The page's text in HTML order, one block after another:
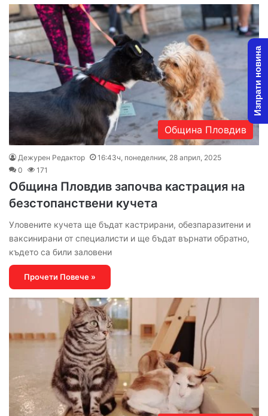
Община Пловдив
Дежурен Редактор
16:43ч, понеделник, 28 април, 2025
0
171
Община Пловдив започва кастрация на
безстопанствени кучета
Уловените кучета ще бъдат кастрирани, обезпаразитени и
ваксинирани от специалисти и ще бъдат върнати обратно,
където са били заловени
Прочети Повече »
Изпрати новина